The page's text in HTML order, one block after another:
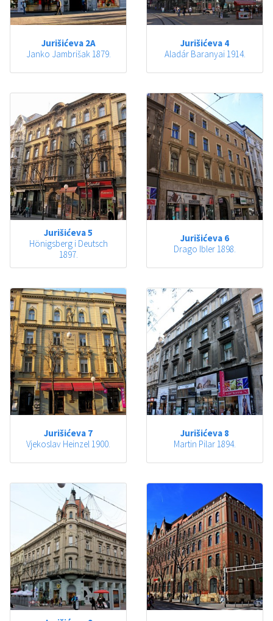
Jurišićeva 2A
Janko Jambrišak 1879.
Jurišićeva 4
Aladár Baranyai 1914.
Jurišićeva 5
Hönigsberg i Deutsch
1897.
Jurišićeva 6
Drago Ibler 1898.
Jurišićeva 7
Vjekoslav Heinzel 1900.
Jurišićeva 8
Martin Pilar 1894.